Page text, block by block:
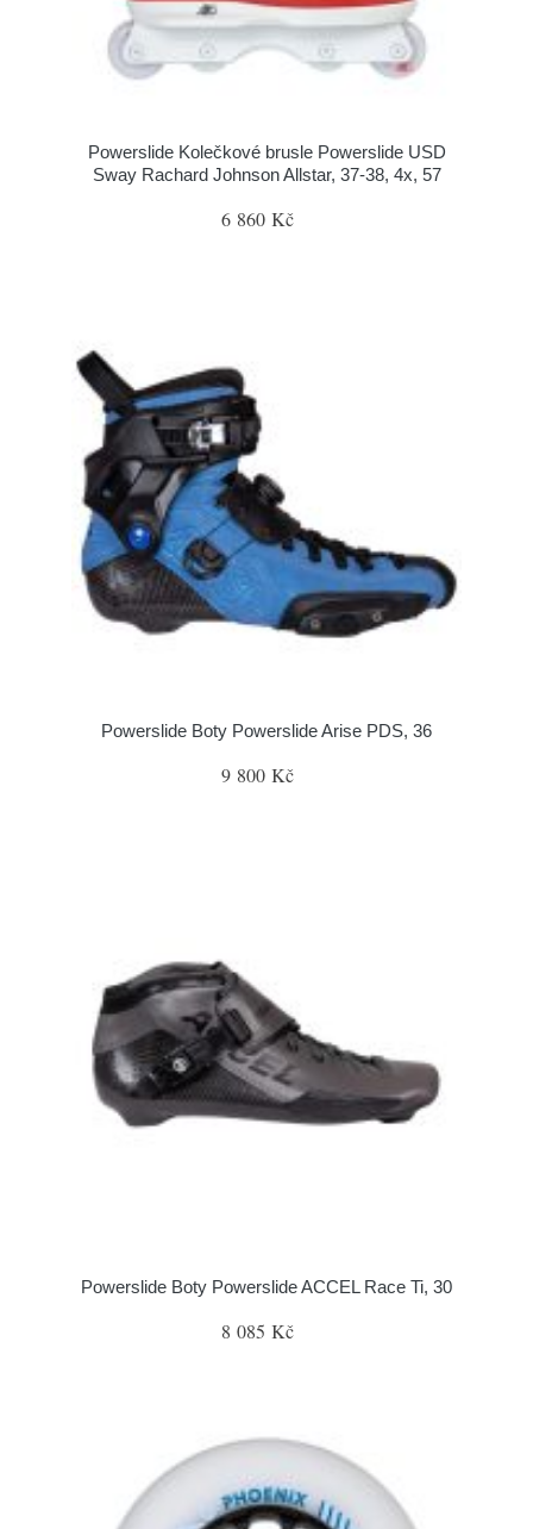
Powerslide Kolečkové brusle Powerslide USD
Sway Rachard Johnson Allstar, 37-38, 4x, 57
6 860 Kč
Powerslide Boty Powerslide Arise PDS, 36
9 800 Kč
Powerslide Boty Powerslide ACCEL Race Ti, 30
8 085 Kč